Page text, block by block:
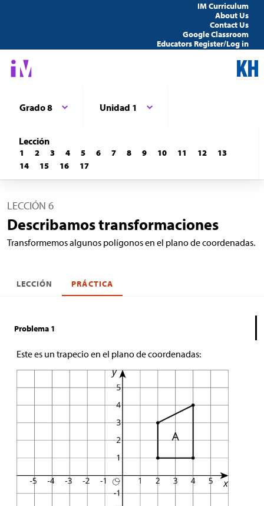
IM Curriculum
About Us
Contact Us
Google Classroom
Educators Register/Log in
Grado 8 Unidad 1
Lección
1 2 3 4 5 6 7 8 9 10 11 12
13
14
15 16 17
LECCIÓN 6
Describamos transformaciones
Transformemos algunos polígonos en el plano de coordenadas.
LECCIÓN PRÁCTICA
Problema 1
Este es un trapecio en el plano de coordenadas: